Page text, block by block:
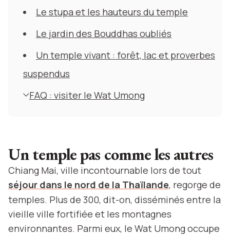
Le stupa et les hauteurs du temple
Le jardin des Bouddhas oubliés
Un temple vivant : forêt, lac et proverbes
suspendus
FAQ : visiter le Wat Umong
Un temple pas comme les autres
Chiang Mai, ville incontournable lors de tout
séjour dans le nord de la Thaïlande, regorge de
temples. Plus de 300, dit-on, disséminés entre la
vieille ville fortifiée et les montagnes
environnantes. Parmi eux, le Wat Umong occupe